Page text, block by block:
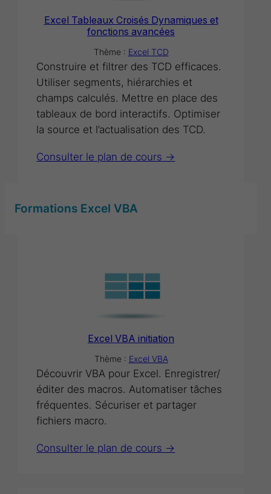
Excel Tableaux Croisés Dynamiques et
fonctions avancées
Thème : Excel TCD
Construire et filtrer des TCD efficaces.
Utiliser segments, hiérarchies et
champs calculés. Mettre en place des
tableaux de bord interactifs. Optimiser
la source et l’actualisation des TCD.
Consulter le plan de cours ->
Formations Excel VBA
Excel VBA initiation
Thème : Excel VBA
Découvrir VBA pour Excel. Enregistrer/
éditer des macros. Automatiser tâches
fréquentes. Sécuriser et partager
fichiers macro.
Consulter le plan de cours ->